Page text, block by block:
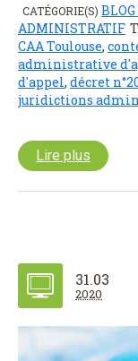
CATÉGORIE(S)
ADMINISTRATIF
CAA Toulouse,
administrative
d'appel, décret
juridictions
Lire plus
31.03
2020